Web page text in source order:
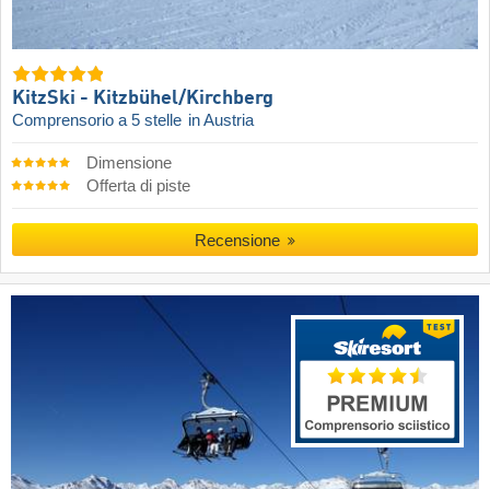
KitzSki - Kitzbühel/​Kirchberg
Comprensorio a 5 stelle in Austria
Dimensione
Offerta di piste
Recensione